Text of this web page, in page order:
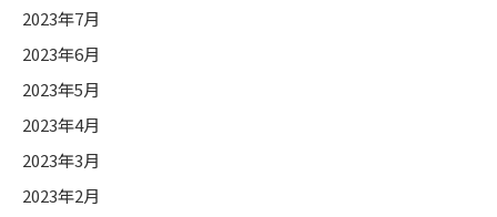
2023年7月
2023年6月
2023年5月
2023年4月
2023年3月
2023年2月